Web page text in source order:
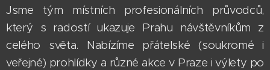
Jsme tým místních profesionálních průvodců,
který s radostí ukazuje Prahu návštěvníkům z
celého světa. Nabízíme přátelské (soukromé i
veřejné) prohlídky a různé akce v Praze i výlety po